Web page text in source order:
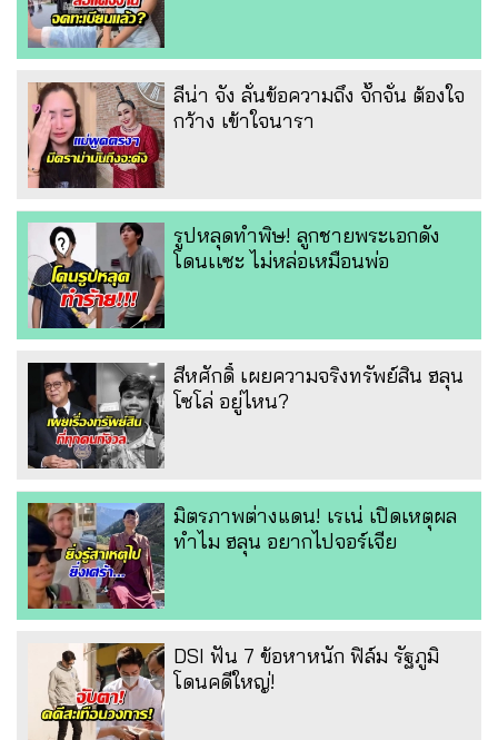
ลีน่า จัง ลั่นข้อความถึง จั๊กจั่น ต้องใจ
กว้าง เข้าใจนารา
รูปหลุดทำพิษ! ลูกชายพระเอกดัง
โดนเเซะ ไม่หล่อเหมือนพ่อ
สีหศักดิ์ เผยความจริงทรัพย์สิน ฮลุน
โซโล่ อยู่ไหน?
มิตรภาพต่างแดน! เรเน่ เปิดเหตุผล
ทำไม ฮลุน อยากไปจอร์เจีย
DSI ฟัน 7 ข้อหาหนัก ฟิล์ม รัฐภูมิ
โดนคดีใหญ่!